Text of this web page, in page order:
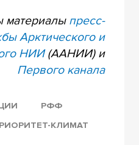
материалы пресс-
Арктического и
НИИ(ААНИИ) и
Первого канала
РФФ
КЛИМАТ